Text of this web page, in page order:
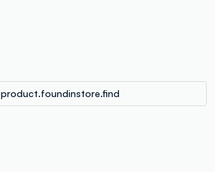
product.foundinstore.find